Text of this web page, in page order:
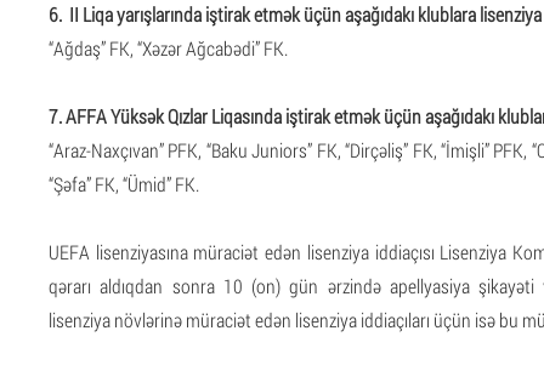
6. II Liqa yarışlarında iştirak etmək üçün aşağıdakı klublara
“Ağdaş” FK, “Xəzər Ağcabədi” FK.
7. AFFA Yüksək Qızlar Liqasında iştirak etmək üçün aşağıdakı
“Araz-Naxçıvan” PFK, “Baku Juniors” FK, “Dirçəliş” FK, “İmişli” PFK,
“Şəfa” FK, “Ümid” FK.
UEFA lisenziyasına müraciət edən lisenziya iddiaçısı Lisenziya
qərarı aldıqdan sonra 10 (on) gün ərzində apellyasiya
lisenziya növlərinə müraciət edən lisenziya iddiaçıları üçün isə bu